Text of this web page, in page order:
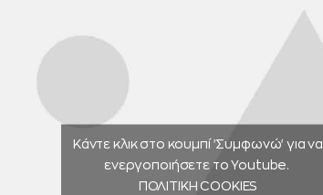
Κάντε κλικ στο κουμπί 'Συμφωνώ' για να
ενεργοποιήσετε το Youtube.
ΠΟΛΙΤΙΚΗ COOKIES